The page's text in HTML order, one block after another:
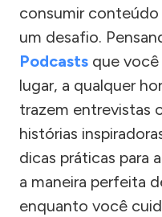
consumir
um desafio.
Podcasts que
lugar, a qualquer
trazem entrevistas
histórias
dicas práticas para
a maneira perfeita
enquanto você